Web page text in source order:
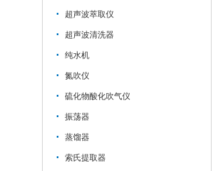
超声波萃取仪
超声波清洗器
纯水机
氮吹仪
硫化物酸化吹气仪
振荡器
蒸馏器
索氏提取器